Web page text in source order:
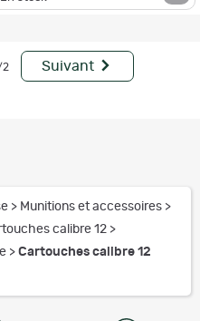
2 Suivant
> Munitions et accessoires >
calibre 12 >
> Cartouches calibre 12